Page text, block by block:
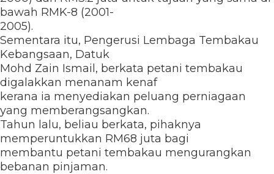
bawah RMK-8 (2001-
2005).
Sementara itu, Pengerusi Lembaga Tembakau
Kebangsaan, Datuk
Mohd Zain Ismail, berkata petani tembakau
digalakkan menanam kenaf
kerana ia menyediakan peluang perniagaan
yang memberangsangkan.
Tahun lalu, beliau berkata, pihaknya
memperuntukkan RM68 juta bagi
membantu petani tembakau mengurangkan
bebanan pinjaman.